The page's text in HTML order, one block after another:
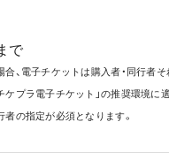
で
、電子チケットは購入者・同行者
ケプラ電子チケット」の推奨環境に
の指定が必須となります。